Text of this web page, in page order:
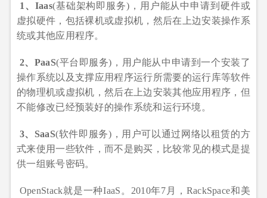
1、Iaas(基础架构即服务)，用户能从中申请到硬件或
虚拟硬件，包括裸机或虚拟机，然后在上边安装操作系
统或其他应用程序。
2、PaaS(平台即服务)，用户能从中申请到一个安装了
操作系统以及支撑应用程序运行所需要的运行库等软件
的物理机或虚拟机，然后在上边安装其他应用程序，但
不能修改已经预装好的操作系统和运行环境。
3、SaaS(软件即服务)，用户可以通过网络以租赁的方
式来使用一些软件，而不是购买，比较常见的模式是提
供一组账号密码。
OpenStack就是一种IaaS。2010年7月，RackSpace和美